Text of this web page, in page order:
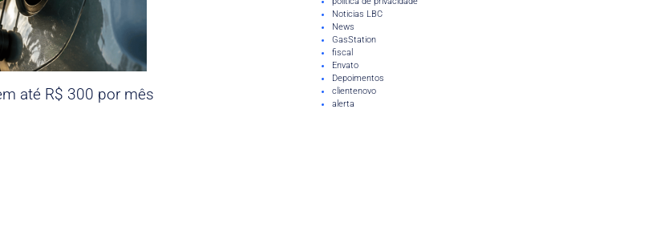
até R$ 300 por mês
Noticias LBC
News
GasStation
fiscal
Envato
Depoimentos
clientenovo
alerta